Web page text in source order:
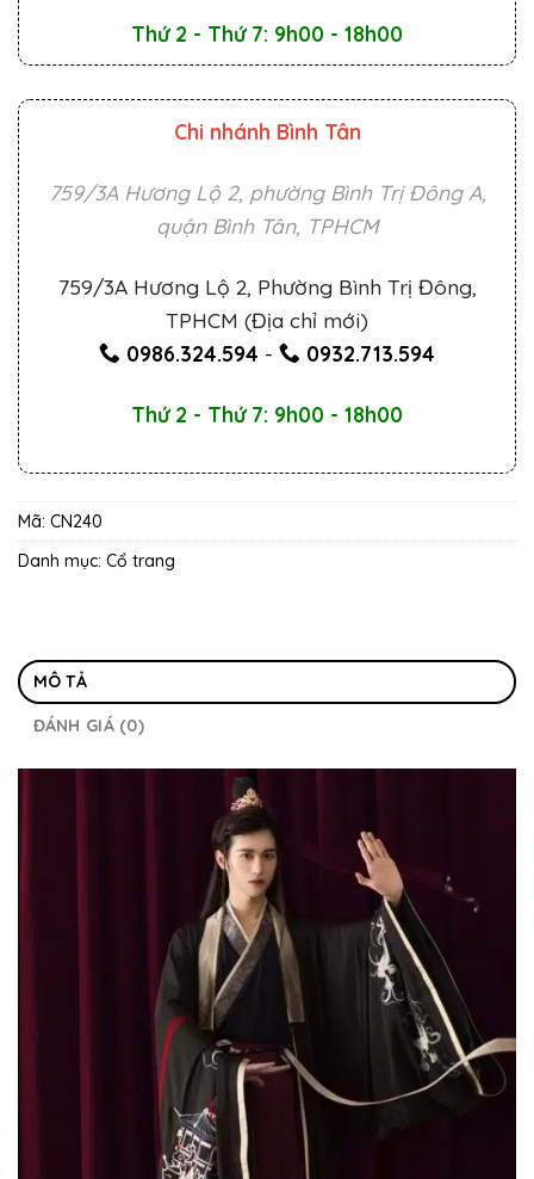
Thứ 2 - Thứ 7: 9h00 - 18h00
Chi nhánh Bình Tân
759/3A Hương Lộ 2, phường Bình Trị Đông A,
quận Bình Tân, TPHCM
759/3A Hương Lộ 2, Phường Bình Trị Đông,
TPHCM (Địa chỉ mới)
0986.324.594 - 0932.713.594
Thứ 2 - Thứ 7: 9h00 - 18h00
Mã: CN240
Danh mục: Cổ trang
MÔ TẢ
ĐÁNH GIÁ (0)